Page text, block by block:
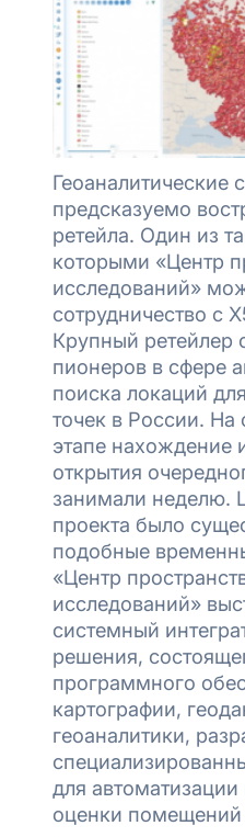
Геоаналитические
предсказуемо
ретейла. Один из
которыми «Центр
исследований»
сотрудничество с
Крупный ретейлер
пионеров в сфере
поиска локаций
точек в России.
этапе нахождение
открытия
занимали неделю.
проекта было
подобные
«Центр
исследований»
системный
решения,
программного
картографии,
геоаналитики,
для
оценки помещений